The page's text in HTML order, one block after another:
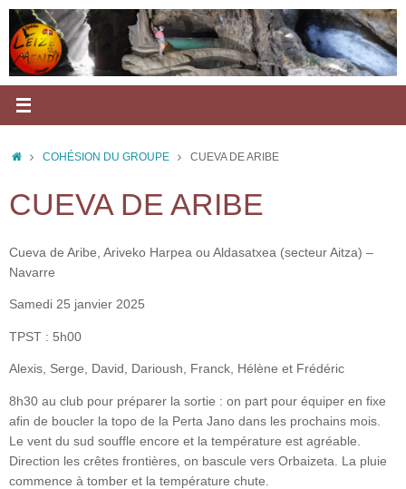
Passer
contenu
ACCUEIL
COHÉSION DU GROUPE CUEVA DE ARIBE
CUEVA DE ARIBE
Cueva de Aribe, Ariveko Harpea ou Aldasatxea (secteur Aitza) –
Navarre
Samedi 25 janvier 2025
TPST : 5h00
Alexis, Serge, David, Darioush, Franck, Hélène et Frédéric
8h30 au club pour préparer la sortie : on part pour équiper en fixe
afin de boucler la topo de la Perta Jano dans les prochains mois.
Le vent du sud souffle encore et la température est agréable.
Direction les crêtes frontières, on bascule vers Orbaizeta. La pluie
commence à tomber et la température chute.